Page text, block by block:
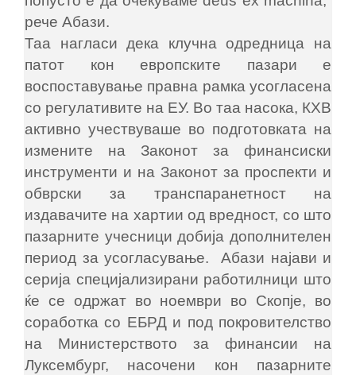
рече Абази.
Таа нагласи дека клучна одредница на
патот кон европските пазари е
воспоставување правна рамка усогласена
со регулативите на ЕУ. Во таа насока, КХВ
активно учествуваше во подготовката на
измените на Законот за финансиски
инструменти и на Законот за проспекти и
обврски за транспаранетност на
издавачите на хартии од вредност, со што
пазарните учесници добија дополнителен
период за усогласување. Абази најави и
серија специјализирани работилници што
ќе се одржат во ноември во Скопје, во
соработка со ЕБРД и под покровителство
на Министерството за финансии на
Луксембург, насочени кон пазарните